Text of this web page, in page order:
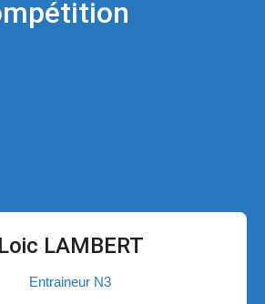
Loic LAMBERT
Entraineur N3